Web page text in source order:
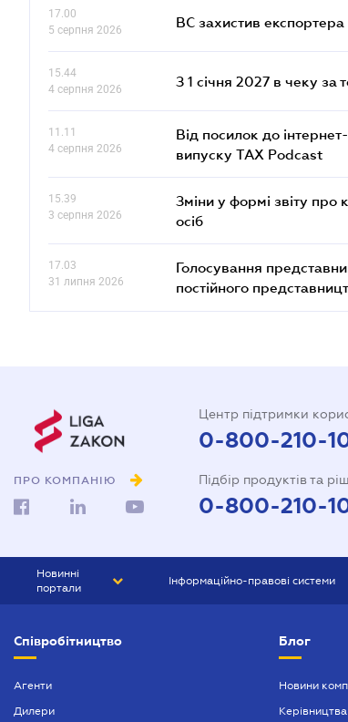
17.00
5 серпня 2026
ВС захистив
15.44
4 серпня 2026
З 1 січня 2027 в чеку за
11.11
4 серпня 2026
Від посилок до
випуску TAX Podcast
15.39
3 серпня 2026
Зміни у формі звіту про
осіб
17.03
31 липня 2026
Голосування
постійного
ПРО КОМПАНІЮ
Центр підтримки
0-800-210-
Підбір продуктів та
0-800-210-
Новинні
портали
БІЗНЕС
Інформаційно-правові системи
БУХГАЛТЕР ПРОФ
Співробітництво
Агенти
Дилери
Блог
Новини
Керівництва